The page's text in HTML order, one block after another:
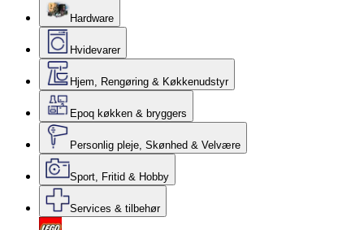
Hardware
Hvidevarer
Hjem, Rengøring & Køkkenudstyr
Epoq køkken & bryggers
Personlig pleje, Skønhed & Velvære
Sport, Fritid & Hobby
Services & tilbehør